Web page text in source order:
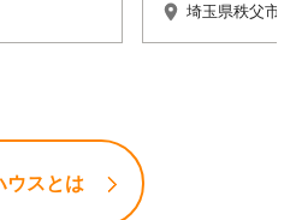
埼玉県秩父市
ウスとは